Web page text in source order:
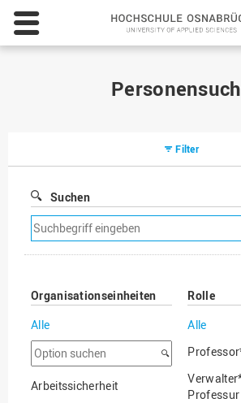
Filter
Suchen
Suchfilter
entfernen
Organisationseinheiten
Alle
Option
suchen
Arbeitssicherheit
Rolle
Alle
Professur